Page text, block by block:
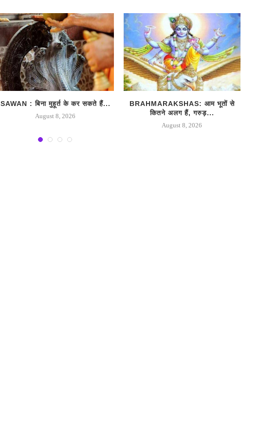
SAWAN : बिना मुहूर्त के कर सकते हैं...
August 8, 2026
BRAHMARAKSHAS: आम भूतों से
कितने अलग हैं, गरुड़...
August 8, 2026